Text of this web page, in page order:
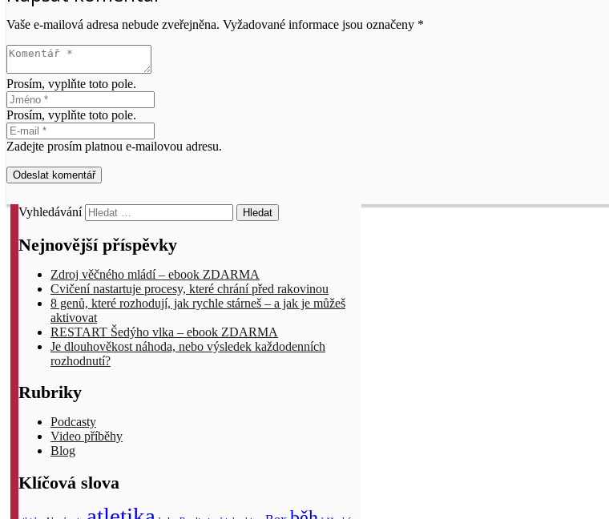
Vaše e-mailová adresa nebude zveřejněna. Vyžadované informace jsou označeny *
Prosím, vyplňte toto pole.
Prosím, vyplňte toto pole.
Zadejte prosím platnou e-mailovou adresu.
Odeslat komentář
Vyhledávání
Nejnovější příspěvky
Zdroj věčného mládí – ebook ZDARMA
Cvičení nastartuje procesy, které chrání před rakovinou
8 genů, které rozhodují, jak rychle stárneš – a jak je můžeš
aktivovat
RESTART Šedýho vlka – ebook ZDARMA
Je dlouhověkost náhoda, nebo výsledek každodenních
rozhodnutí?
Rubriky
Podcasty
Video příběhy
Blog
Klíčová slova